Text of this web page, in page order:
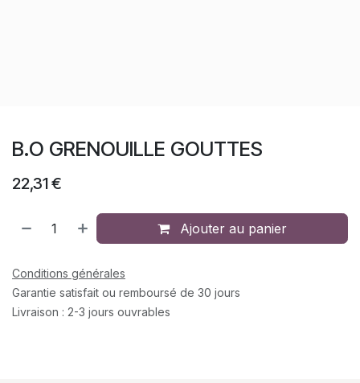
B.O GRENOUILLE GOUTTES
22,31€
Ajouter au panier
Conditions générales
Garantie satisfait ou remboursé de 30 jours
Livraison : 2-3 jours ouvrables